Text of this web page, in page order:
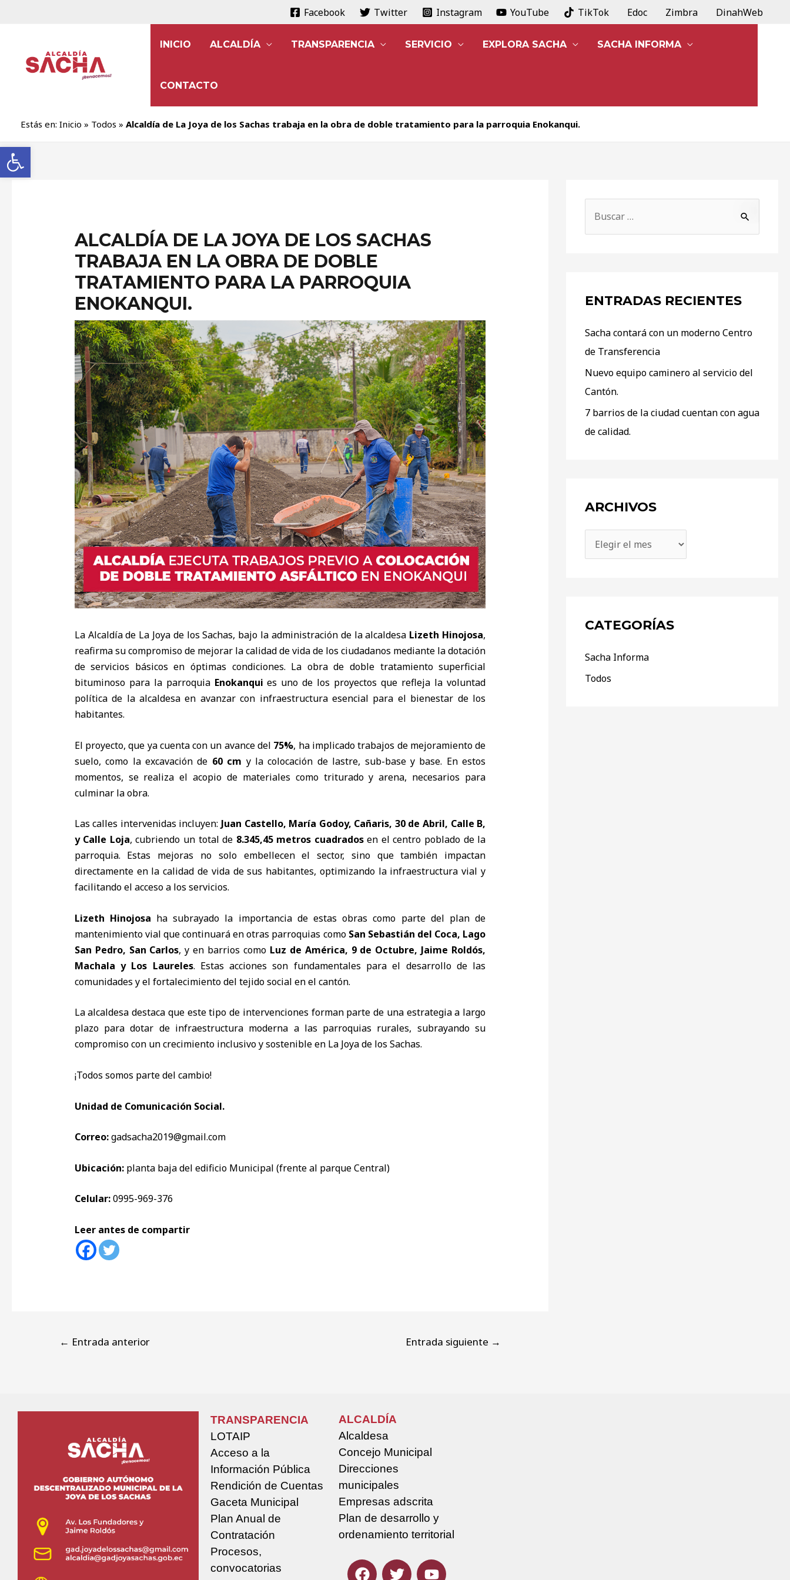
Abrir barra de herramientas
Facebook Twitter Instagram YouTube TikTok Edoc Zimbra DinahWeb
INICIO ALCALDÍA TRANSPARENCIA SERVICIO EXPLORA SACHA SACHA INFORMA
CONTACTO
Estás en: Inicio » Todos » Alcaldía de La Joya de los Sachas trabaja en la obra de doble tratamiento para la parroquia Enokanqui.
ALCALDÍA DE LA JOYA DE LOS SACHAS
TRABAJA EN LA OBRA DE DOBLE
TRATAMIENTO PARA LA PARROQUIA
ENOKANQUI.
La Alcaldía de La Joya de los Sachas, bajo la administración de la alcaldesa Lizeth Hinojosa,
reafirma su compromiso de mejorar la calidad de vida de los ciudadanos mediante la dotación
de servicios básicos en óptimas condiciones. La obra de doble tratamiento superficial
bituminoso para la parroquia Enokanqui es uno de los proyectos que refleja la voluntad
política de la alcaldesa en avanzar con infraestructura esencial para el bienestar de los
habitantes.
El proyecto, que ya cuenta con un avance del 75%, ha implicado trabajos de mejoramiento de
suelo, como la excavación de 60 cm y la colocación de lastre, sub-base y base. En estos
momentos, se realiza el acopio de materiales como triturado y arena, necesarios para
culminar la obra.
Las calles intervenidas incluyen: Juan Castello, María Godoy, Cañaris, 30 de Abril, Calle B,
y Calle Loja, cubriendo un total de 8.345,45 metros cuadradosen el centro poblado de la
parroquia. Estas mejoras no solo embellecen el sector, sino que también impactan
directamente en la calidad de vida de sus habitantes, optimizando la infraestructura vial y
facilitando el acceso a los servicios.
Lizeth Hinojosa ha subrayado la importancia de estas obras como parte del plan de
mantenimiento vial que continuará en otras parroquias como San Sebastián del Coca, Lago
San Pedro, San Carlos, y en barrios como Luz de América, 9 de Octubre, Jaime Roldós,
Machala y Los Laureles. Estas acciones son fundamentales para el desarrollo de las
comunidades y el fortalecimiento del tejido social en el cantón.
La alcaldesa destaca que este tipo de intervenciones forman parte de una estrategia a largo
plazo para dotar de infraestructura moderna a las parroquias rurales, subrayando su
compromiso con un crecimiento inclusivo y sostenible en La Joya de los Sachas.
¡Todos somos parte del cambio!
Unidad de Comunicación Social.
Correo:gadsacha2019@gmail.com
Ubicación:planta baja del edificio Municipal (frente al parque Central)
Celular:0995-969-376
Leer antes de compartir
← Entrada anterior Entrada siguiente →
ENTRADAS RECIENTES
Sacha contará con un moderno Centro
de Transferencia
Nuevo equipo caminero al servicio del
Cantón.
7 barrios de la ciudad cuentan con agua
de calidad.
ARCHIVOS
CATEGORÍAS
Sacha Informa
Todos
TRANSPARENCIA
LOTAIP
Acceso a la
Información Pública
Rendición de Cuentas
Gaceta Municipal
Plan Anual de
Contratación
Procesos,
convocatorias
ALCALDÍA
Alcaldesa
Concejo Municipal
Direcciones
municipales
Empresas adscrita
Plan de desarrollo y
ordenamiento territorial